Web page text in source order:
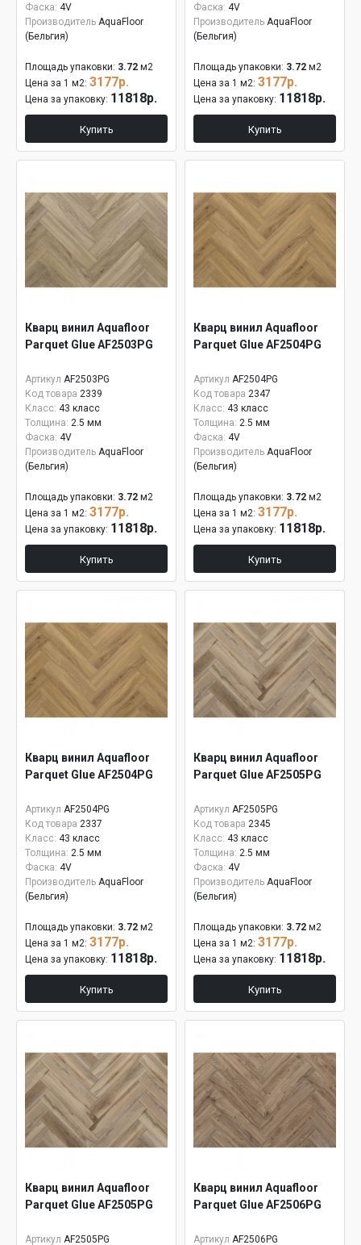
Фаска: 4V
Производитель AquaFloor
(Бельгия)
Площадь упаковки: 3.72 м2
Цена за 1 м2: 3177р.
Цена за упаковку: 11818р.
Купить
Фаска: 4V
Производитель AquaFloor
(Бельгия)
Площадь упаковки: 3.72 м2
Цена за 1 м2: 3177р.
Цена за упаковку: 11818р.
Купить
Кварц винил Aquafloor
Parquet Glue AF2503PG
Артикул AF2503PG
Код товара 2339
Класс: 43 класс
Толщина: 2.5 мм
Фаска: 4V
Производитель AquaFloor
(Бельгия)
Площадь упаковки: 3.72 м2
Цена за 1 м2: 3177р.
Цена за упаковку: 11818р.
Купить
Кварц винил Aquafloor
Parquet Glue AF2504PG
Артикул AF2504PG
Код товара 2347
Класс: 43 класс
Толщина: 2.5 мм
Фаска: 4V
Производитель AquaFloor
(Бельгия)
Площадь упаковки: 3.72 м2
Цена за 1 м2: 3177р.
Цена за упаковку: 11818р.
Купить
Кварц винил Aquafloor
Parquet Glue AF2504PG
Артикул AF2504PG
Код товара 2337
Класс: 43 класс
Толщина: 2.5 мм
Фаска: 4V
Производитель AquaFloor
(Бельгия)
Площадь упаковки: 3.72 м2
Цена за 1 м2: 3177р.
Цена за упаковку: 11818р.
Купить
Кварц винил Aquafloor
Parquet Glue AF2505PG
Артикул AF2505PG
Код товара 2345
Класс: 43 класс
Толщина: 2.5 мм
Фаска: 4V
Производитель AquaFloor
(Бельгия)
Площадь упаковки: 3.72 м2
Цена за 1 м2: 3177р.
Цена за упаковку: 11818р.
Купить
Кварц винил Aquafloor
Parquet Glue AF2505PG
Артикул AF2505PG
Кварц винил Aquafloor
Parquet Glue AF2506PG
Артикул AF2506PG